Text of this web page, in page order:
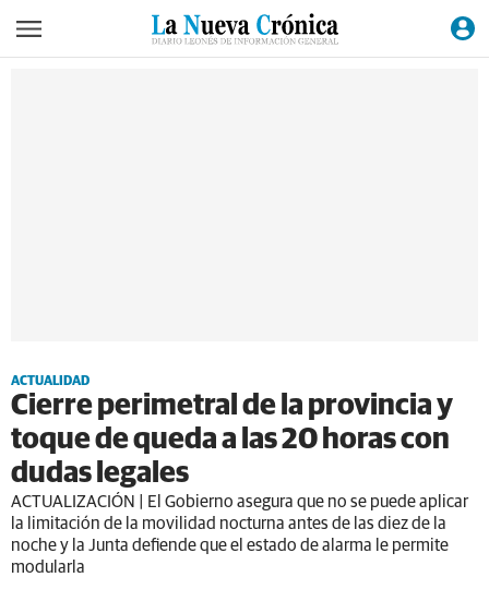
ACTUALIDAD
Cierre perimetral de la provincia y
toque de queda a las 20 horas con
dudas legales
ACTUALIZACIÓN | El Gobierno asegura que no se puede aplicar
la limitación de la movilidad nocturna antes de las diez de la
noche y la Junta defiende que el estado de alarma le permite
modularla